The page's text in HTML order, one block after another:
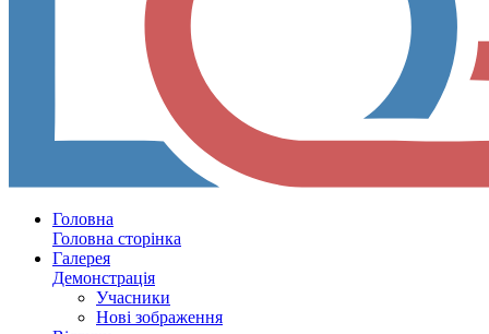
Головна
Головна сторінка
Галерея
Демонстрація
Учасники
Нові зображення